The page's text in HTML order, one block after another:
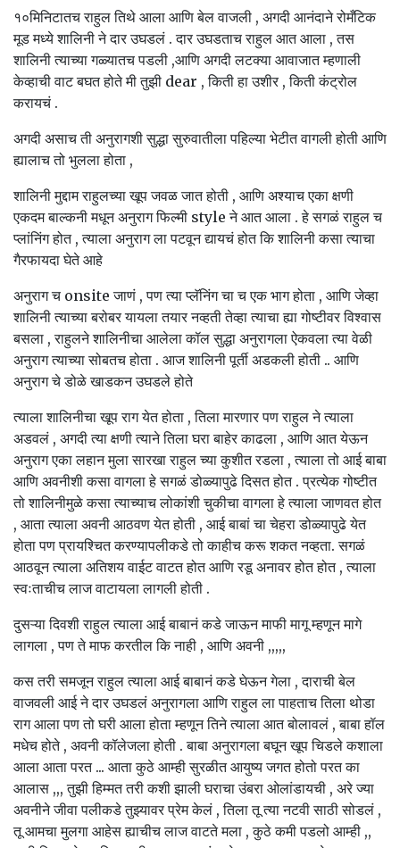
१०मिनिटातच राहुल तिथे आला आणि बेल वाजली , अगदी आनंदाने रोमँटिक
मूड मध्ये शालिनी ने दार उघडलं . दार उघडताच राहुल आत आला , तस
शालिनी त्याच्या गळ्यातच पडली ,आणि अगदी लटक्या आवाजात म्हणाली
केव्हाची वाट बघत होते मी तुझी dear , किती हा उशीर , किती कंट्रोल
करायचं .
अगदी असाच ती अनुरागशी सुद्धा सुरुवातीला पहिल्या भेटीत वागली होती आणि
ह्यालाच तो भुलला होता ,
शालिनी मुद्दाम राहुलच्या खूप जवळ जात होती , आणि अश्याच एका क्षणी
एकदम बाल्कनी मधून अनुराग फिल्मी style ने आत आला . हे सगळं राहुल च
प्लांनिंग होत , त्याला अनुराग ला पटवून द्यायचं होत कि शालिनी कसा त्याचा
गैरफायदा घेते आहे
अनुराग च onsite जाणं , पण त्या प्लॅनिंग चा च एक भाग होता , आणि जेव्हा
शालिनी त्याच्या बरोबर यायला तयार नव्हती तेव्हा त्याचा ह्या गोष्टीवर विश्वास
बसला , राहुलने शालिनीचा आलेला कॉल सुद्धा अनुरागला ऐकवला त्या वेळी
अनुराग त्याच्या सोबतच होता . आज शालिनी पूर्ती अडकली होती .. आणि
अनुराग चे डोळे खाडकन उघडले होते
त्याला शालिनीचा खूप राग येत होता , तिला मारणार पण राहुल ने त्याला
अडवलं , अगदी त्या क्षणी त्याने तिला घरा बाहेर काढला , आणि आत येऊन
अनुराग एका लहान मुला सारखा राहुल च्या कुशीत रडला , त्याला तो आई बाबा
आणि अवनीशी कसा वागला हे सगळं डोळ्यापुढे दिसत होत . प्रत्येक गोष्टीत
तो शालिनीमुळे कसा त्याच्याच लोकांशी चुकीचा वागला हे त्याला जाणवत होत
, आता त्याला अवनी आठवण येत होती , आई बाबां चा चेहरा डोळ्यापुढे येत
होता पण प्रायश्चित करण्यापलीकडे तो काहीच करू शकत नव्हता. सगळं
आठवून त्याला अतिशय वाईट वाटत होत आणि रडू अनावर होत होत , त्याला
स्वःताचीच लाज वाटायला लागली होती .
दुसऱ्या दिवशी राहुल त्याला आई बाबानं कडे जाऊन माफी मागू म्हणून मागे
लागला , पण ते माफ करतील कि नाही , आणि अवनी ,,,,,
कस तरी समजून राहुल त्याला आई बाबानं कडे घेऊन गेला , दाराची बेल
वाजवली आई ने दार उघडलं अनुरागला आणि राहुल ला पाहताच तिला थोडा
राग आला पण तो घरी आला होता म्हणून तिने त्याला आत बोलावलं , बाबा हॉल
मधेच होते , अवनी कॉलेजला होती . बाबा अनुरागला बघून खूप चिडले कशाला
आला आता परत ... आता कुठे आम्ही सुरळीत आयुष्य जगत होतो परत का
आलास ,,, तुझी हिम्मत तरी कशी झाली घराचा उंबरा ओलांडायची , अरे ज्या
अवनीने जीवा पलीकडे तुझ्यावर प्रेम केलं , तिला तू त्या नटवी साठी सोडलं ,
तू आमचा मुलगा आहेस ह्याचीच लाज वाटते मला , कुठे कमी पडलो आम्ही ,,